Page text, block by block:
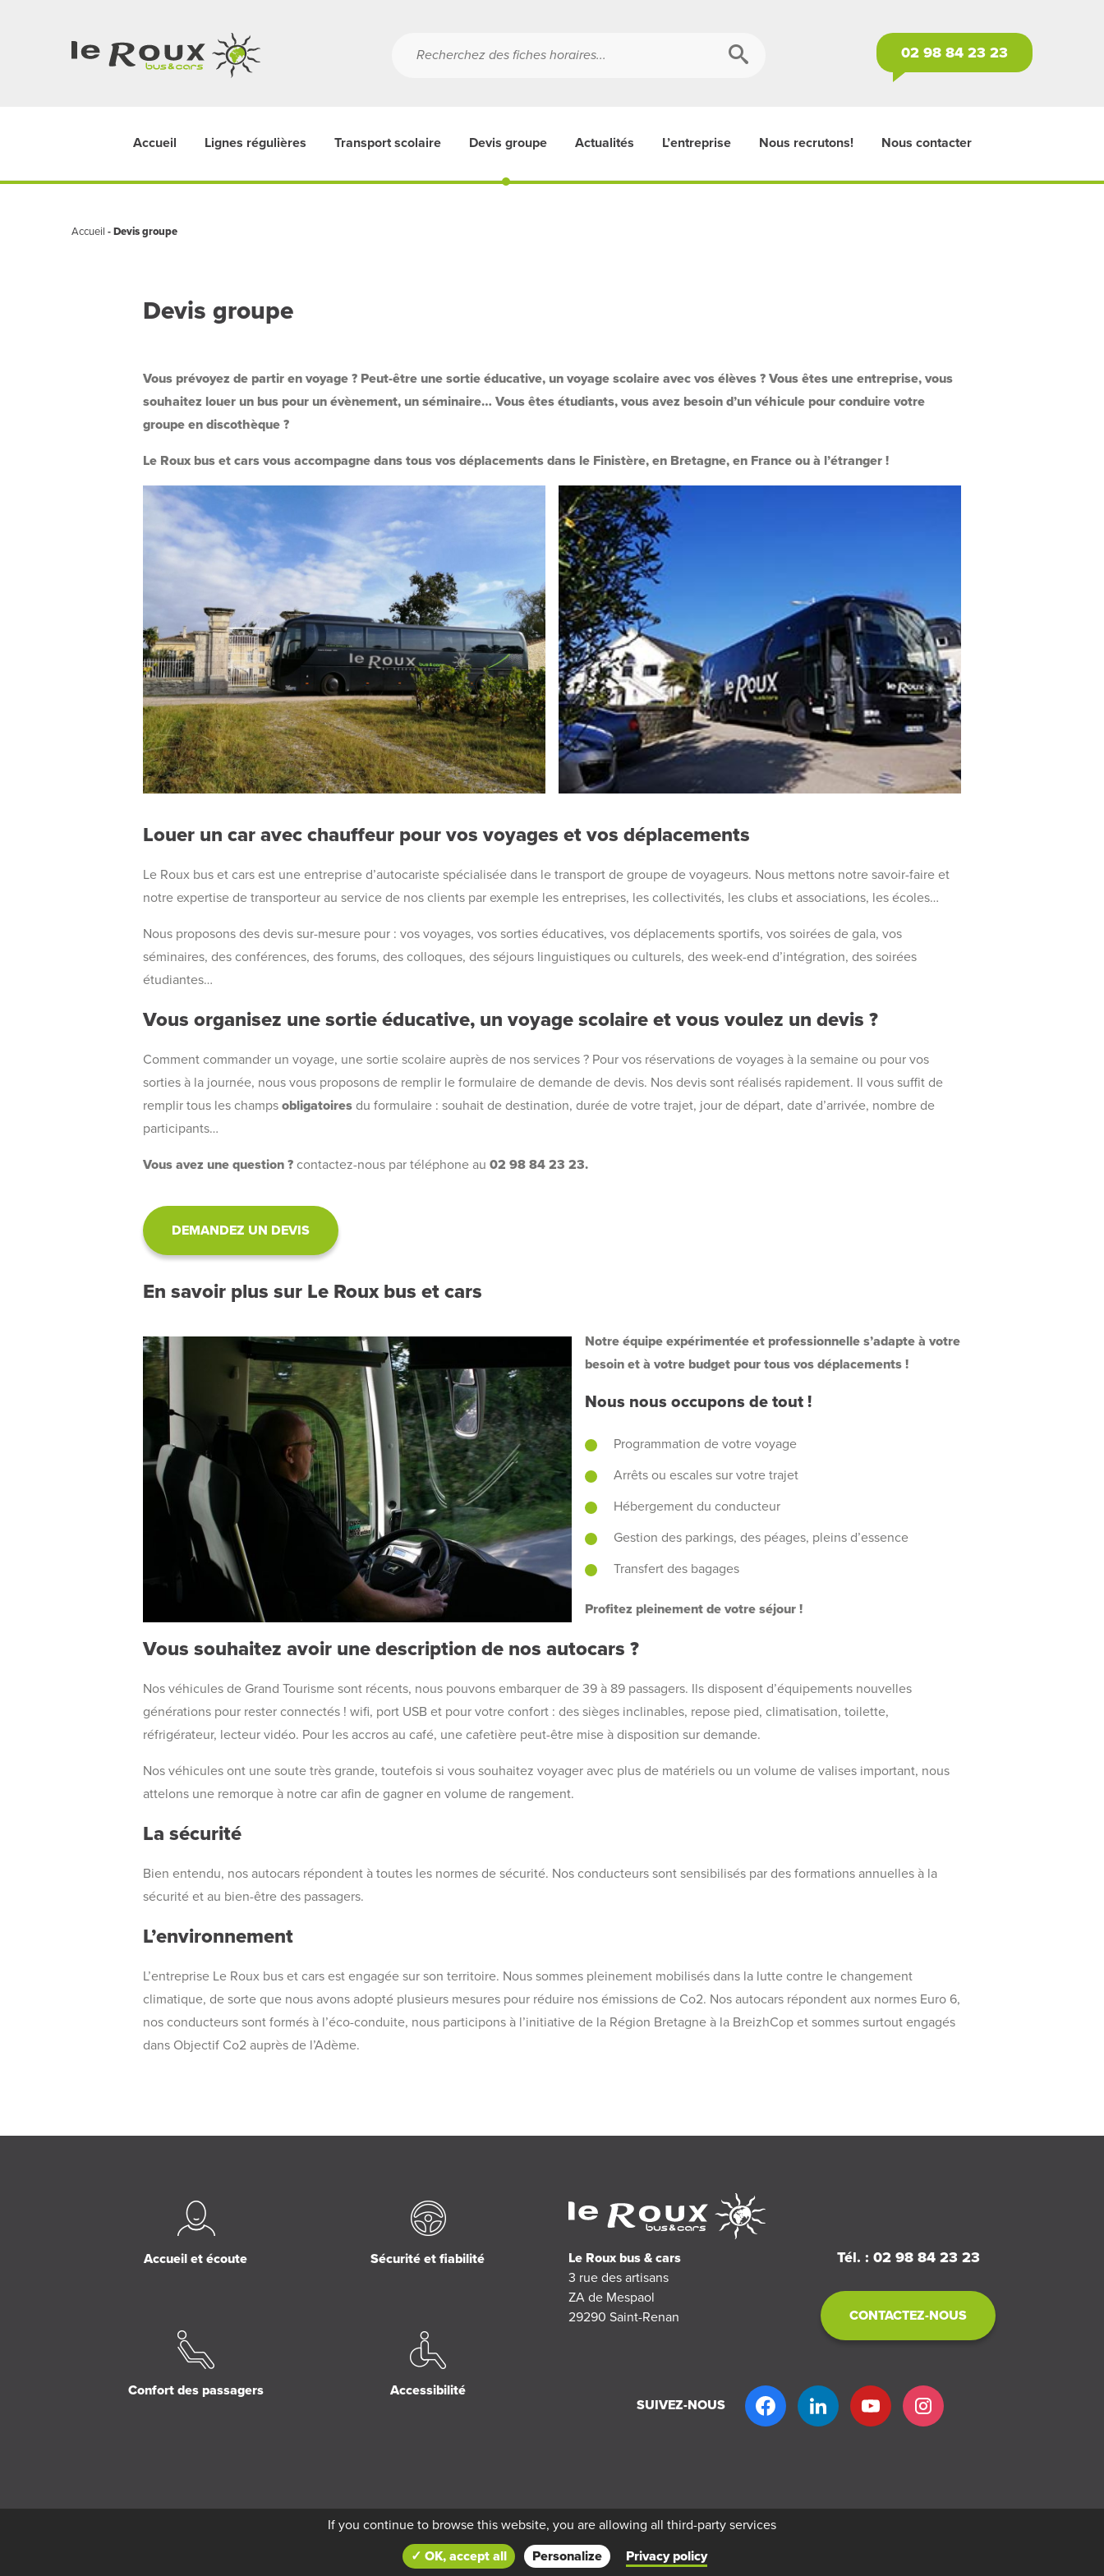
02 98 84 23 23
Accueil Lignes régulières Transport scolaire Devis groupe Actualités L’entreprise Nous recrutons! Nous contacter
Accueil -Devis groupe
Devis groupe
Vous prévoyez de partir en voyage ? Peut-être une sortie éducative, un voyage scolaire avec vos élèves ? Vous êtes une entreprise, vous
souhaitez louer un bus pour un évènement, un séminaire… Vous êtes étudiants, vous avez besoin d’un véhicule pour conduire votre
groupe en discothèque ?
Le Roux bus et cars vous accompagne dans tous vos déplacements dans le Finistère, en Bretagne, en France ou à l’étranger !
Louer un car avec chauffeur pour vos voyages et vos déplacements
Le Roux bus et cars est une entreprise d’autocariste spécialisée dans le transport de groupe de voyageurs. Nous mettons notre savoir-faire et
notre expertise de transporteur au service de nos clients par exemple les entreprises, les collectivités, les clubs et associations, les écoles…
Nous proposons des devis sur-mesure pour : vos voyages, vos sorties éducatives, vos déplacements sportifs, vos soirées de gala, vos
séminaires, des conférences, des forums, des colloques, des séjours linguistiques ou culturels, des week-end d’intégration, des soirées
étudiantes…
Vous organisez une sortie éducative, un voyage scolaire et vous voulez un devis ?
Comment commander un voyage, une sortie scolaire auprès de nos services ? Pour vos réservations de voyages à la semaine ou pour vos
sorties à la journée, nous vous proposons de remplir le formulaire de demande de devis. Nos devis sont réalisés rapidement. Il vous suffit de
remplir tous les champsobligatoires du formulaire : souhait de destination, durée de votre trajet, jour de départ, date d’arrivée, nombre de
participants…
Vous avez une question ? contactez-nous par téléphone au02 98 84 23 23.
DEMANDEZ UN DEVIS
En savoir plus sur Le Roux bus et cars
Notre équipe expérimentée et professionnelle s’adapte à votre
besoin et à votre budget pour tous vos déplacements !
Nous nous occupons de tout !
Programmation de votre voyage
Arrêts ou escales sur votre trajet
Hébergement du conducteur
Gestion des parkings, des péages, pleins d’essence
Transfert des bagages
Profitez pleinement de votre séjour !
Vous souhaitez avoir une description de nos autocars ?
Nos véhicules de Grand Tourisme sont récents, nous pouvons embarquer de 39 à 89 passagers. Ils disposent d’équipements nouvelles
générations pour rester connectés ! wifi, port USB et pour votre confort : des sièges inclinables, repose pied, climatisation, toilette,
réfrigérateur, lecteur vidéo. Pour les accros au café, une cafetière peut-être mise à disposition sur demande.
Nos véhicules ont une soute très grande, toutefois si vous souhaitez voyager avec plus de matériels ou un volume de valises important, nous
attelons une remorque à notre car afin de gagner en volume de rangement.
La sécurité
Bien entendu, nos autocars répondent à toutes les normes de sécurité. Nos conducteurs sont sensibilisés par des formations annuelles à la
sécurité et au bien-être des passagers.
L’environnement
L’entreprise Le Roux bus et cars est engagée sur son territoire. Nous sommes pleinement mobilisés dans la lutte contre le changement
climatique, de sorte que nous avons adopté plusieurs mesures pour réduire nos émissions de Co2. Nos autocars répondent aux normes Euro 6,
nos conducteurs sont formés à l’éco-conduite, nous participons à l’initiative de la Région Bretagne à la BreizhCop et sommes surtout engagés
dans Objectif Co2 auprès de l’Adème.
Accueil et écoute Sécurité et fiabilité
Confort des passagers Accessibilité
Le Roux bus & cars
3 rue des artisans
ZA de Mespaol
29290 Saint-Renan
Tél. : 02 98 84 23 23
CONTACTEZ-NOUS
SUIVEZ-NOUS
Copyright © 2026 Le Roux bus & cars byRéseau Océlorn - Politique de confidentialité-Mentions légales
If you continue to browse this website, you are allowing all third-party services
✓ OK, accept all
Personalize Privacy policy